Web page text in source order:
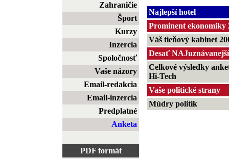
Zahraničie
Šport
Kurzy
Inzercia
Spoločnosť
Vaše názory
Email-redakcia
Email-inzercia
Predplatné
Anketa
PDF formát
Najlepší hotel
Prominent ekonomiky
Váš tieňový kabinet
Desať
Celkové výsledky
Hi-Tech
Vaše politické strany
Múdry politik